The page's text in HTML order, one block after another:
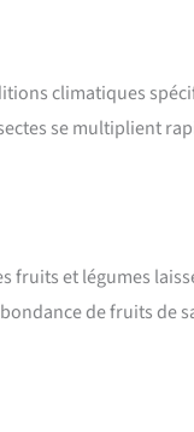
climatiques
se multiplient
et légumes
de fruits de